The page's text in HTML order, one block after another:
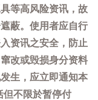
等高风险资讯，故
蔽。使用者应自行
资讯之安全，防止
改或毁损身分资料
生，应立即通知本
但不限於暂停付